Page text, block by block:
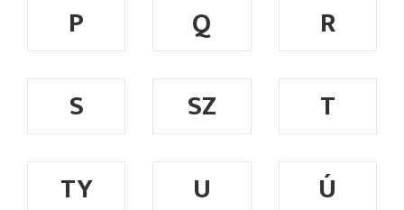
P
Q
R
S
SZ
T
TY
U
Ú